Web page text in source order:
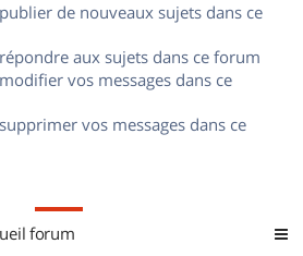
publier de nouveaux sujets dans ce
répondre aux sujets dans ce forum
modifier vos messages dans ce
supprimer vos messages dans ce
forum